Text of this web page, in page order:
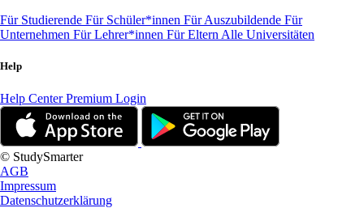
Für Studierende Für Schüler*innen Für Auszubildende Für
Unternehmen Für Lehrer*innen Für Eltern Alle Universitäten
Help
Help CenterPremium Login
© StudySmarter
AGB
Impressum
Datenschutzerklärung